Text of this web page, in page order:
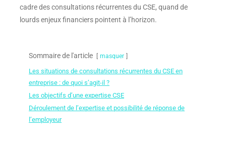
cadre des consultations récurrentes du CSE, quand de
lourds enjeux financiers pointent à l’horizon.
Sommaire de l'article masquer
Les situations de consultations récurrentes du CSE en
entreprise : de quoi s’agit-il ?
Les objectifs d’une expertise CSE
Déroulement de l’expertise et possibilité de réponse de
l’employeur